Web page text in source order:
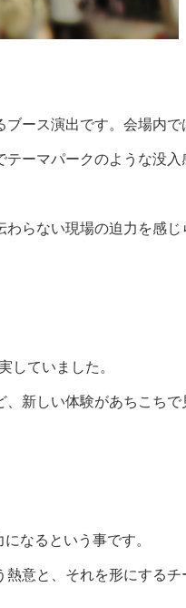
ース演出です。会場内
ーマパークのような没入
らない現場の迫力を感じ
していました。
新しい体験があちこちで
なるという事です。
意と、それを形にするチ